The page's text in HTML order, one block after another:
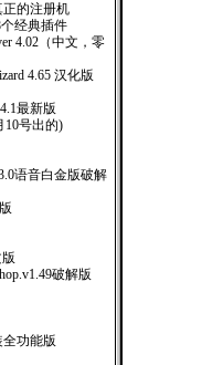
正的注册机
个经典插件
4.02（中文，零
4.65 汉化版
最新版
10号出的)
语音白金版破解
破解版
全功能版